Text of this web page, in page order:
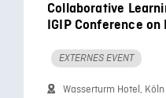
Collaborative
IGIP Conference
EXTERNES EVENT
Wasserturm Hotel, Köln